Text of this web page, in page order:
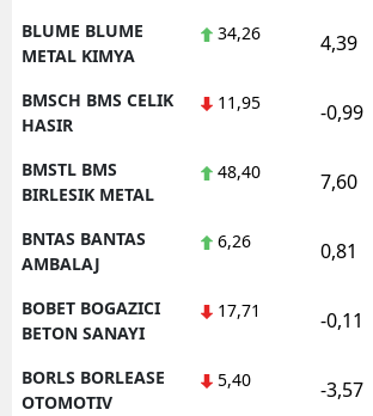
BLUME BLUME
METAL KIMYA
34,26 4,39
BMSCH BMS CELIK
HASIR
11,95 -0,99
BMSTL BMS
BIRLESIK METAL
48,40 7,60
BNTAS BANTAS
AMBALAJ
6,26 0,81
BOBET BOGAZICI
BETON SANAYI
17,71 -0,11
BORLS BORLEASE
OTOMOTIV
5,40 -3,57